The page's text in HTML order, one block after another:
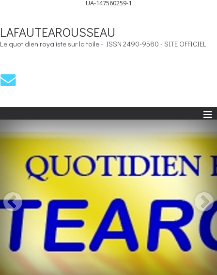
UA-147560259-1
LAFAUTEAROUSSEAU
Le quotidien royaliste sur la toile - ISSN 2490-9580 - SITE OFFICIEL